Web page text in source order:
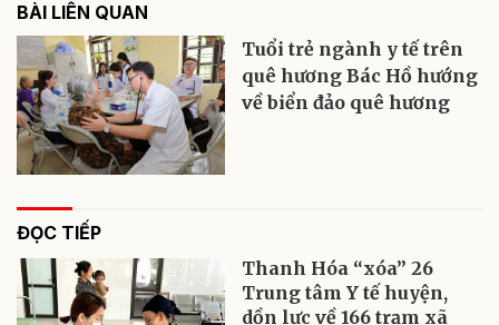
BÀI LIÊN QUAN
Tuổi trẻ ngành y tế trên
quê hương Bác Hồ hướng
về biển đảo quê hương
ĐỌC TIẾP
Thanh Hóa “xóa” 26
Trung tâm Y tế huyện,
dồn lực về 166 trạm xã